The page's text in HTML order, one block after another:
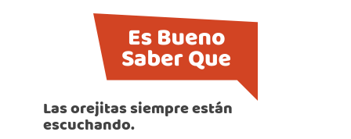
Las orejitas siempre están
escuchando.